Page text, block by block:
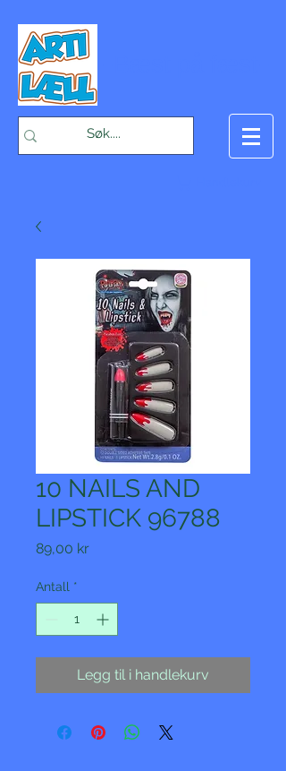
10 NAILS AND
LIPSTICK 96788
89,00 krPris
Antall *
Legg til i handlekurv